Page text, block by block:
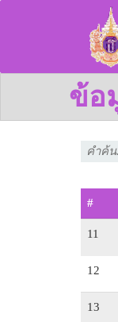
ข้อ
#
11
12
13